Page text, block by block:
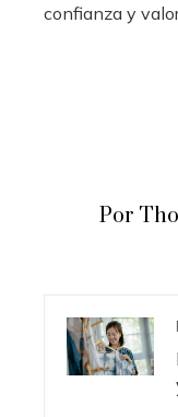
confianza y
Por